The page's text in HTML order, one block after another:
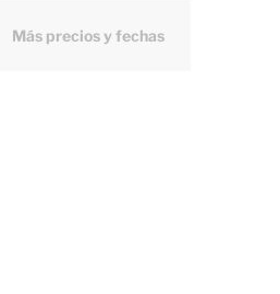
Más precios y fechas